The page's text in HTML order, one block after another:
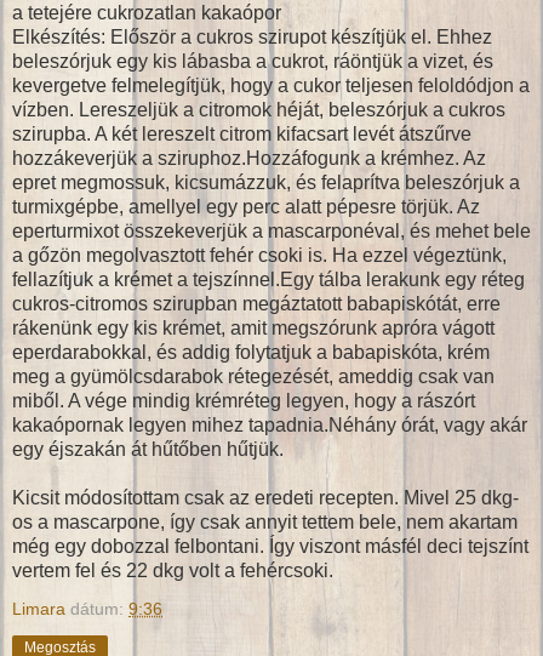
a tetejére cukrozatlan kakaópor
Elkészítés: Először a cukros szirupot készítjük el. Ehhez
beleszórjuk egy kis lábasba a cukrot, ráöntjük a vizet, és
kevergetve felmelegítjük, hogy a cukor teljesen feloldódjon a
vízben. Lereszeljük a citromok héját, beleszórjuk a cukros
szirupba. A két lereszelt citrom kifacsart levét átszűrve
hozzákeverjük a sziruphoz.Hozzáfogunk a krémhez. Az
epret megmossuk, kicsumázzuk, és felaprítva beleszórjuk a
turmixgépbe, amellyel egy perc alatt pépesre törjük. Az
eperturmixot összekeverjük a mascarponéval, és mehet bele
a gőzön megolvasztott fehér csoki is. Ha ezzel végeztünk,
fellazítjuk a krémet a tejszínnel.Egy tálba lerakunk egy réteg
cukros-citromos szirupban megáztatott babapiskótát, erre
rákenünk egy kis krémet, amit megszórunk apróra vágott
eperdarabokkal, és addig folytatjuk a babapiskóta, krém
meg a gyümölcsdarabok rétegezését, ameddig csak van
miből. A vége mindig krémréteg legyen, hogy a rászórt
kakaópornak legyen mihez tapadnia.Néhány órát, vagy akár
egy éjszakán át hűtőben hűtjük.
Kicsit módosítottam csak az eredeti recepten. Mivel 25 dkg-
os a mascarpone, így csak annyit tettem bele, nem akartam
még egy dobozzal felbontani. Így viszont másfél deci tejszínt
vertem fel és 22 dkg volt a fehércsoki.
Limara dátum: 9:36
Megosztás